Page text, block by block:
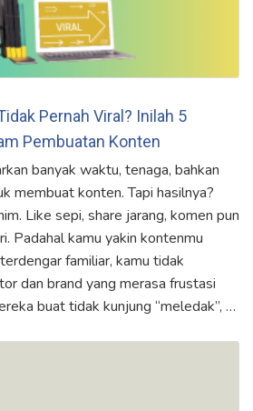
Pernah Viral? Inilah 5
Pembuatan Konten
banyak waktu, tenaga, bahkan
membuat konten. Tapi hasilnya?
Like sepi, share jarang, komen pun
Padahal kamu yakin kontenmu
familiar, kamu tidak
dan brand yang merasa frustasi
buat tidak kunjung “meledak”, …